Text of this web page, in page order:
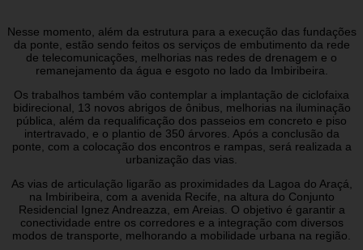
Nesse momento, além da estrutura para a execução das fundações
da ponte, estão sendo feitos os serviços de embutimento da rede
de telecomunicações, melhorias nas redes de drenagem e o
remanejamento da água e esgoto no lado da Imbiribeira.
Os trabalhos também vão contemplar a implantação de ciclofaixa
bidirecional, 13 novos abrigos de ônibus, melhorias na iluminação
pública, além da requalificação dos passeios em concreto e piso
intertravado, e o plantio de 350 árvores. Após a conclusão da
ponte, com a colocação dos encontros e rampas, será realizada a
urbanização das vias.
As vias de articulação ligarão as proximidades da Lagoa do Araçá,
na Imbiribeira, com a avenida Recife, na altura do Conjunto
Residencial Ignez Andreazza, em Areias. O objetivo é garantir a
conectividade entre os corredores e a integração com diversos
modos de transporte, melhorando a mobilidade urbana na região.